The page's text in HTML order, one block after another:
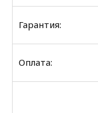
Гарантия:
Оплата: